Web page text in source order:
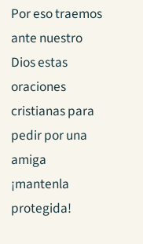
Por eso traemos
ante nuestro
Dios estas
oraciones
cristianas para
pedir por una
amiga
¡mantenla
protegida!